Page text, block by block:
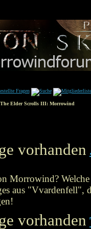
Elder Scrolls III: Morrowind
Morrowind?
aus "Vvardenfell",